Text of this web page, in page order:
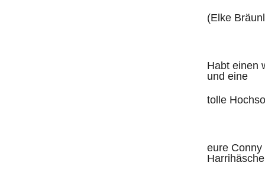
(Elke
Habt einen
und eine
tolle
eure